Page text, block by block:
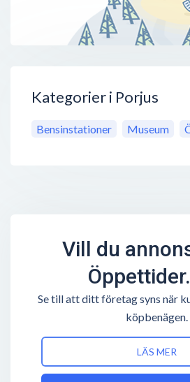
Kategorier i Porjus
Bensinstationer Museum
Vill du
Se till att ditt företag syns när
köpbenägen.
LÄS MER